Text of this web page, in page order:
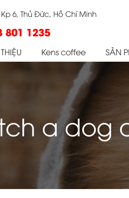
6, Thủ Đức, Hồ Chí Minh
Kens coffee SẢN
801 1235
a dog